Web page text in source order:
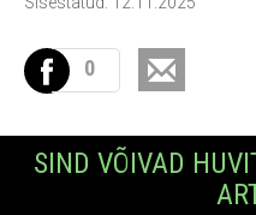
0
SIND VÕIVAD